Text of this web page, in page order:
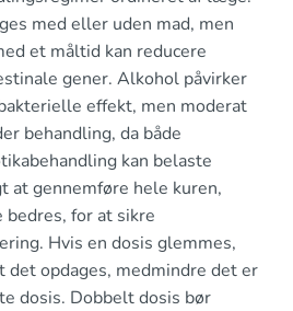
med eller uden mad, men
et måltid kan reducere
gener. Alkohol påvirker
effekt, men moderat
behandling, da både
kan belaste
at gennemføre hele kuren,
for at sikre
Hvis en dosis glemmes,
det opdages, medmindre det er
dosis. Dobbelt dosis bør